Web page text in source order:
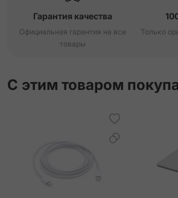
Гарантия качества
Официальная гарантия на все
товары
Только
С этим товаром